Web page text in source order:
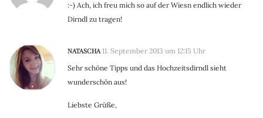
:-) Ach, ich freu mich so auf der Wiesn endlich wieder
Dirndl zu tragen!
NATASCHA 11. September 2013 um 12:15 Uhr
Sehr schöne Tipps und das Hochzeitsdirndl sieht
wunderschön aus!
Liebste Grüße,